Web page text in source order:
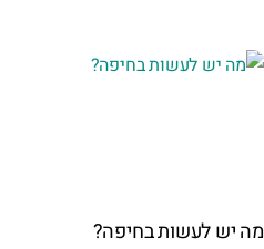
מה יש לעשות בחיפה?